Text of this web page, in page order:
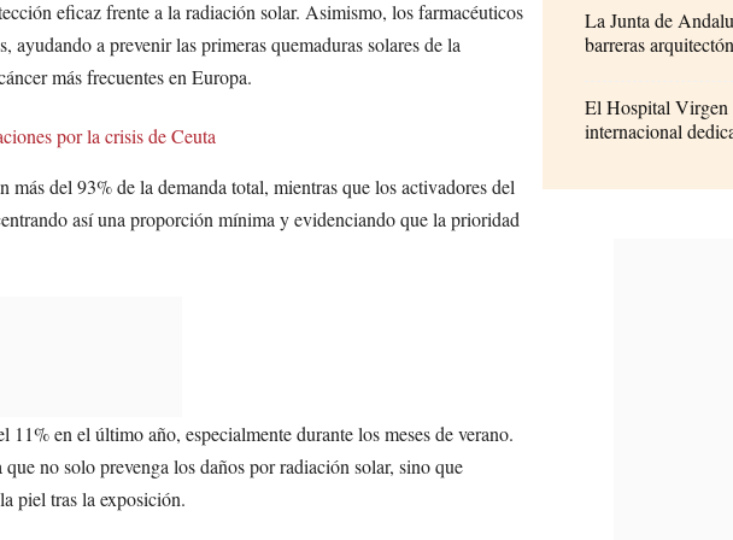
eficaz frente a la radiación solar. Asimismo, los farmacéuticos
ayudando a prevenir las primeras quemaduras solares de la
más frecuentes en Europa.
por la crisis de Ceuta
del 93% de la demanda total, mientras que los activadores del
así una proporción mínima y evidenciando que la prioridad
en el último año, especialmente durante los meses de verano.
no solo prevenga los daños por radiación solar, sino que
piel tras la exposición.
La Junta de
barreras
El Hospital Virgen
internacional